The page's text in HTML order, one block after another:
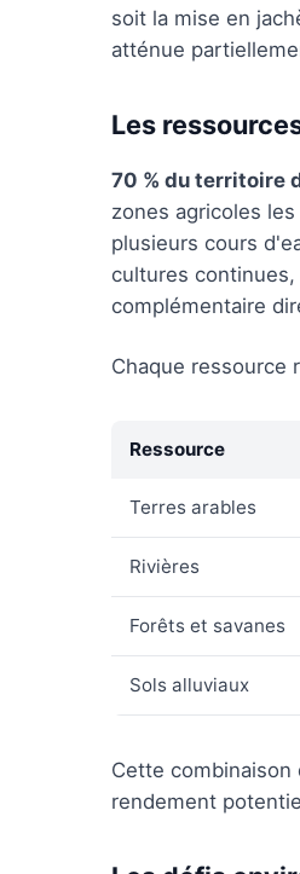
soit la mise en
atténue
Les
70 % du territoire
zones agricoles
plusieurs cours
cultures
complémentaire
Chaque ressource
Ressource
Terres arables
Rivières
Forêts et savanes
Sols alluviaux
Cette
rendement